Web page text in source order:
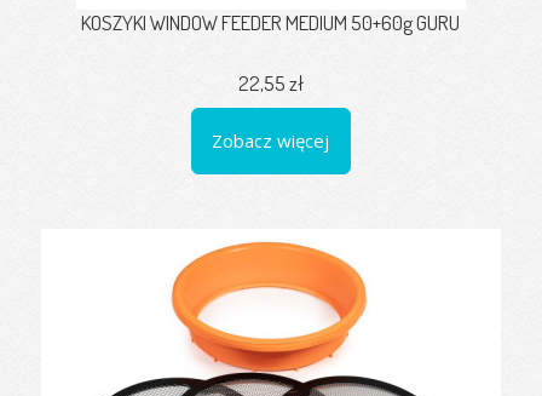
KOSZYKI WINDOW FEEDER MEDIUM 50+60g GURU
22,55 zł
Zobacz więcej